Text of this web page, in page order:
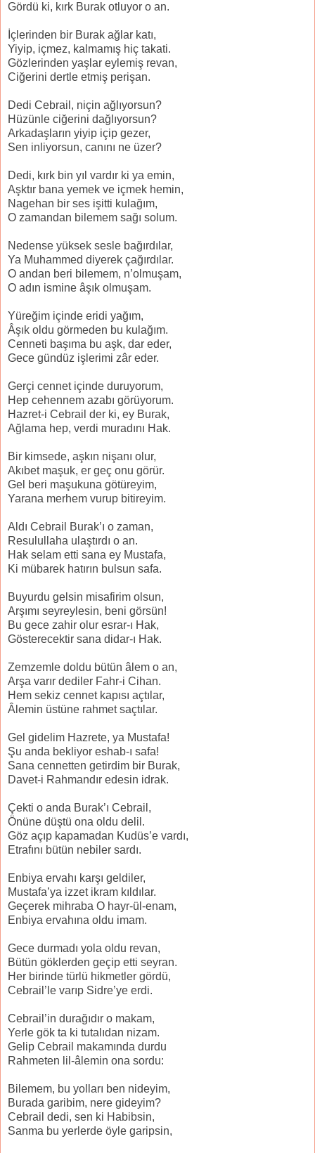
Gördü ki, kırk Burak otluyor o an.
İçlerinden bir Burak ağlar katı,
Yiyip, içmez, kalmamış hiç takati.
Gözlerinden yaşlar eylemiş revan,
Ciğerini dertle etmiş perişan.
Dedi Cebrail, niçin ağlıyorsun?
Hüzünle ciğerini dağlıyorsun?
Arkadaşların yiyip içip gezer,
Sen inliyorsun, canını ne üzer?
Dedi, kırk bin yıl vardır ki ya emin,
Aşktır bana yemek ve içmek hemin,
Nagehan bir ses işitti kulağım,
O zamandan bilemem sağı solum.
Nedense yüksek sesle bağırdılar,
Ya Muhammed diyerek çağırdılar.
O andan beri bilemem, n’olmuşam,
O adın ismine âşık olmuşam.
Yüreğim içinde eridi yağım,
Âşık oldu görmeden bu kulağım.
Cenneti başıma bu aşk, dar eder,
Gece gündüz işlerimi zâr eder.
Gerçi cennet içinde duruyorum,
Hep cehennem azabı görüyorum.
Hazret-i Cebrail der ki, ey Burak,
Ağlama hep, verdi muradını Hak.
Bir kimsede, aşkın nişanı olur,
Akıbet maşuk, er geç onu görür.
Gel beri maşukuna götüreyim,
Yarana merhem vurup bitireyim.
Aldı Cebrail Burak’ı o zaman,
Resulullaha ulaştırdı o an.
Hak selam etti sana ey Mustafa,
Ki mübarek hatırın bulsun safa.
Buyurdu gelsin misafirim olsun,
Arşımı seyreylesin, beni görsün!
Bu gece zahir olur esrar-ı Hak,
Gösterecektir sana didar-ı Hak.
Zemzemle doldu bütün âlem o an,
Arşa varır dediler Fahr-i Cihan.
Hem sekiz cennet kapısı açtılar,
Âlemin üstüne rahmet saçtılar.
Gel gidelim Hazrete, ya Mustafa!
Şu anda bekliyor eshab-ı safa!
Sana cennetten getirdim bir Burak,
Davet-i Rahmandır edesin idrak.
Çekti o anda Burak’ı Cebrail,
Önüne düştü ona oldu delil.
Göz açıp kapamadan Kudüs’e vardı,
Etrafını bütün nebiler sardı.
Enbiya ervahı karşı geldiler,
Mustafa’ya izzet ikram kıldılar.
Geçerek mihraba O hayr-ül-enam,
Enbiya ervahına oldu imam.
Gece durmadı yola oldu revan,
Bütün göklerden geçip etti seyran.
Her birinde türlü hikmetler gördü,
Cebrail’le varıp Sidre’ye erdi.
Cebrail’in durağıdır o makam,
Yerle gök ta ki tutalıdan nizam.
Gelip Cebrail makamında durdu
Rahmeten lil-âlemin ona sordu:
Bilemem, bu yolları ben nideyim,
Burada garibim, nere gideyim?
Cebrail dedi, sen ki Habibsin,
Sanma bu yerlerde öyle garipsin,